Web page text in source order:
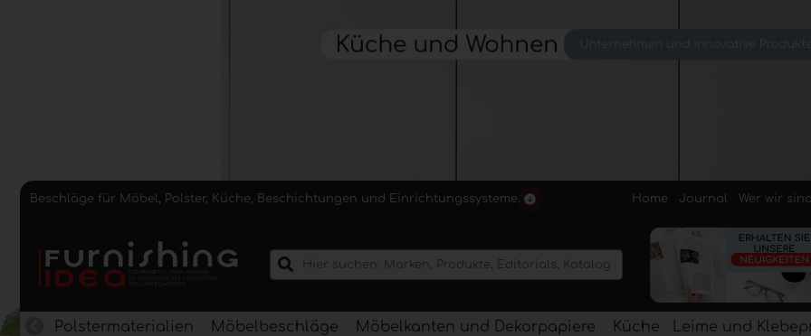
Beschläge für Möbel, Polster, Küche, Beschichtungen und Einrichtungssysteme. Home Journal Wer wir sind
Polstermaterialien Möbelbeschläge Möbelkanten und Dekorpapiere Küche Leime und